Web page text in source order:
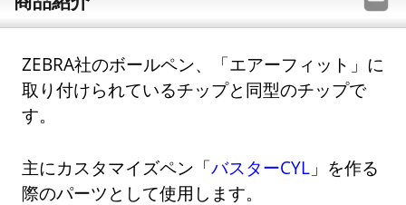
ZEBRA社のボールペン、「エアーフィット」に
取り付けられているチップと同型のチップで
す。
主にカスタマイズペン「バスターCYL 」を作る
際のパーツとして使用します。